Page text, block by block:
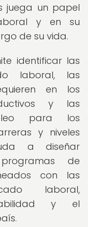
juega un papel
y en su
de su vida.
identificar las
laboral, las
en los
y las
para los
y niveles
a diseñar
de
con las
laboral,
y el